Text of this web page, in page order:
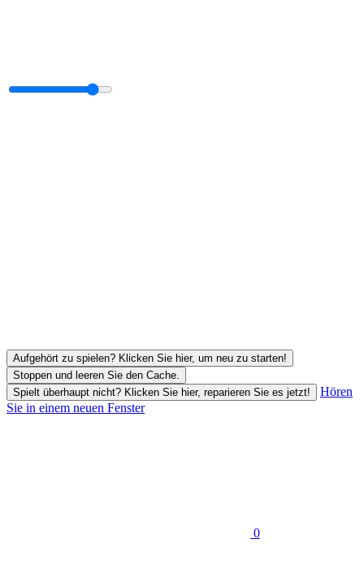
Aufgehört zu spielen? Klicken Sie hier, um neu zu starten!
Stoppen und leeren Sie den Cache.
Spielt überhaupt nicht? Klicken Sie hier, reparieren Sie es jetzt!
Hören
Sie in einem neuen Fenster
0